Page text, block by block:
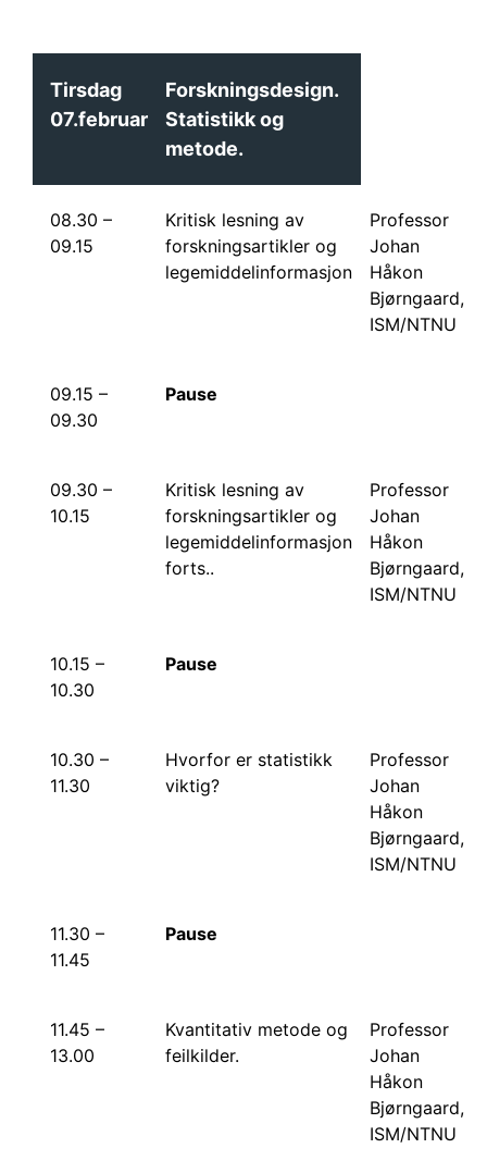
Tirsdag
07.februar
Forskningsdesign.
Statistikk og
metode.
08.30 –
09.15
Kritisk lesning av
forskningsartikler og
legemiddelinformasjon
Professor
Johan
Håkon
Bjørngaard,
ISM/NTNU
09.15 –
09.30
Pause
09.30 –
10.15
Kritisk lesning av
forskningsartikler og
legemiddelinformasjon
forts..
Professor
Johan
Håkon
Bjørngaard,
ISM/NTNU
10.15 –
10.30
Pause
10.30 –
11.30
Hvorfor er statistikk
viktig?
Professor
Johan
Håkon
Bjørngaard,
ISM/NTNU
11.30 –
11.45
Pause
11.45 –
13.00
Kvantitativ metode og
feilkilder.
Professor
Johan
Håkon
Bjørngaard,
ISM/NTNU